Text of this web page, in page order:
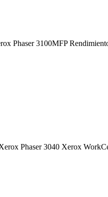
Phaser 3100MFP
Phaser 3040 Xerox